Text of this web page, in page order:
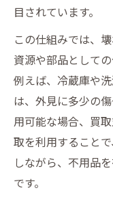
目されています。
この仕組みでは、
資源や部品として
例えば、冷蔵庫や
は、外見に多少の
用可能な場合、買
取を利用すること
しながら、不用品
です。